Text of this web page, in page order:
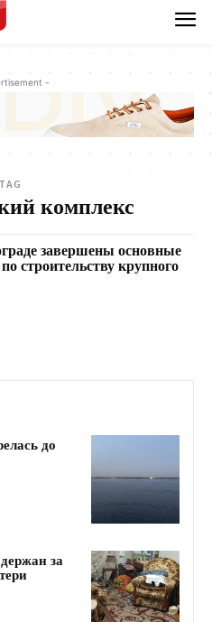
-
TAG
комплекс
завершены основные
строительству крупного
до
за